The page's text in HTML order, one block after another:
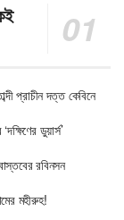
প্রাচীন দত্ত কেবিনে
ডুয়ার্স’
রবিনসন
মহীরুহ!